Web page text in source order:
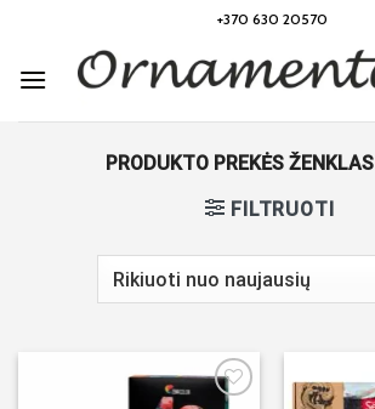
content
+370 630 20570
PRODUKTO PREKĖS ŽENKLAS
FILTRUOTI